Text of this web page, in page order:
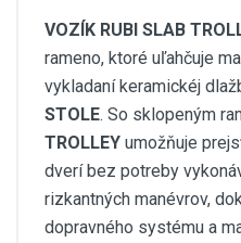
VOZÍK RUBI SLAB
rameno, ktoré uľahčuje
vykladaní keramickéj
STOLE. So sklopeným
TROLLEY umožňuje
dverí bez potreby
rizkantných manévrov,
dopravného systému a